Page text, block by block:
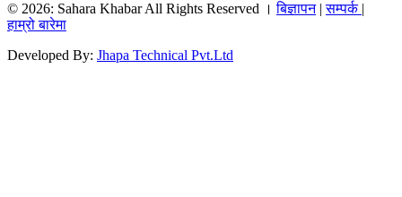
© 2026: Sahara Khabar All Rights Reserved ।बिज्ञापन|सम्पर्क |
हाम्रो बारेमा
Developed By: Jhapa Technical Pvt.Ltd